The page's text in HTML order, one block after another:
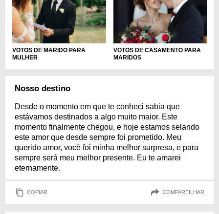
VOTOS DE MARIDO PARA
MULHER
VOTOS DE CASAMENTO PARA
MARIDOS
Nosso destino
Desde o momento em que te conheci sabia que
estávamos destinados a algo muito maior. Este
momento finalmente chegou, e hoje estamos selando
este amor que desde sempre foi prometido. Meu
querido amor, você foi minha melhor surpresa, e para
sempre será meu melhor presente. Eu te amarei
eternamente.
COPIAR COMPARTILHAR